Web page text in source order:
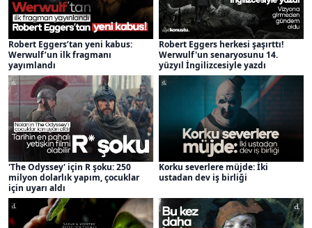
Robert Eggers’tan yeni kabus:
Werwulf’un ilk fragmanı
yayımlandı
Robert Eggers herkesi şaşırttı!
Werwulf'un senaryosunu 14.
yüzyıl İngilizcesiyle yazdı
'The Odyssey' için R şoku: 250
milyon dolarlık yapım, çocuklar
için uyarı aldı
Korku severlere müjde: İki
ustadan dev iş birliği